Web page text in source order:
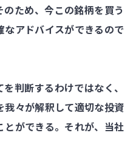
ため、今この銘柄を買う
アドバイスができるので
判断するわけではなく、
々が解釈して適切な投資
ができる。それが、当社